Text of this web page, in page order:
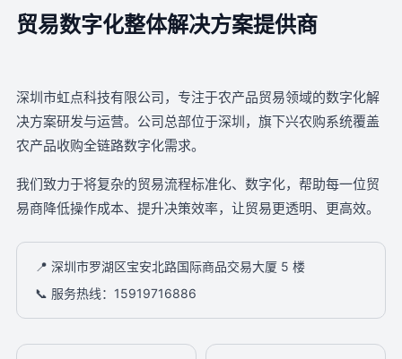
贸易数字化整体解决方案提供商
深圳市虹点科技有限公司，专注于农产品贸易领域的数字化解
决方案研发与运营。公司总部位于深圳，旗下兴农购系统覆盖
农产品收购全链路数字化需求。
我们致力于将复杂的贸易流程标准化、数字化，帮助每一位贸
易商降低操作成本、提升决策效率，让贸易更透明、更高效。
📍 深圳市罗湖区宝安北路国际商品交易大厦 5 楼
📞 服务热线：15919716886